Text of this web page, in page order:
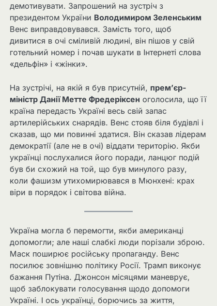
демотивувати. Запрошений на зустріч з
президентом України Володимиром Зеленським
Венс виправдовувався. Замість того, щоб
дивитися в очі сміливій людині, він пішов у свій
готельний номер і почав шукати в Інтернеті слова
«дельфін» і «жінки».
На зустрічі, на якій я був присутній, прем’єр-
міністр Данії Метте Фредеріксен оголосила, що її
країна передасть Україні весь свій запас
артилерійських снарядів. Венс стояв біля будівлі і
сказав, що ми повинні здатися. Він сказав лідерам
демократії (але не в очі) віддати територію. Якби
українці послухалися його поради, ланцюг подій
був би схожий на той, що був минулого разу,
коли фашизм утихомирювався в Мюнхені: крах
віри в порядок і світова війна.
Україна могла б перемогти, якби американці
допомогли; але наші слабкі люди порізали зброю.
Маск поширює російську пропаганду. Венс
посилює зовнішню політику Росії. Трамп виконує
бажання Путіна. Джонсон місяцями маневрує,
щоб заблокувати голосування щодо допомоги
Україні. І ось українці, борючись за життя,